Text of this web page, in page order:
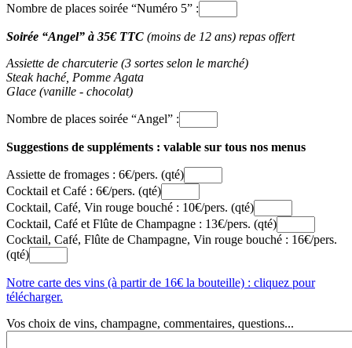
Nombre de places soirée “Numéro 5” :
Soirée “Angel” à 35€ TTC (moins de 12 ans) repas offert
Assiette de charcuterie (3 sortes selon le marché)
Steak haché, Pomme Agata
Glace (vanille - chocolat)
Nombre de places soirée “Angel” :
Suggestions de suppléments : valable sur tous nos menus
Assiette de fromages : 6€/pers. (qté)
Cocktail et Café : 6€/pers. (qté)
Cocktail, Café, Vin rouge bouché : 10€/pers. (qté)
Cocktail, Café et Flûte de Champagne : 13€/pers. (qté)
Cocktail, Café, Flûte de Champagne, Vin rouge bouché : 16€/pers.
(qté)
Notre carte des vins (à partir de 16€ la bouteille) : cliquez pour
télécharger.
Vos choix de vins, champagne, commentaires, questions...